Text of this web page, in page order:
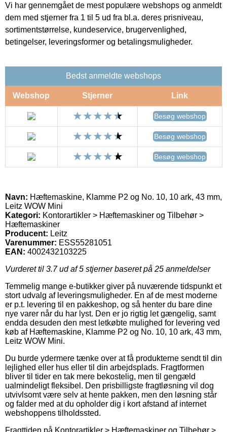
Vi har gennemgået de mest populære webshops og anmeldt
dem med stjerner fra 1 til 5 ud fra bl.a. deres prisniveau,
sortimentstørrelse, kundeservice, brugervenlighed,
betingelser, leveringsformer og betalingsmuligheder.
Bedst anmeldte webshops
Webshop Stjerner Link
Besøg webshop
Besøg webshop
Besøg webshop
Navn: Hæftemaskine, Klamme P2 og No. 10, 10 ark, 43 mm,
Leitz WOW Mini
Kategori: Kontorartikler > Hæftemaskiner og Tilbehør >
Hæftemaskiner
Producent: Leitz
Varenummer: ESS55281051
EAN: 4002432103225
Vurderet til 3.7ud af 5 stjerner baseret på 25 anmeldelser
Temmelig mange e-butikker giver på nuværende tidspunkt et
stort udvalg af leveringsmuligheder. En af de mest moderne
er p.t. levering til en pakkeshop, og så henter du bare dine
nye varer når du har lyst. Den er jo rigtig let gængelig, samt
endda desuden den mest letkøbte mulighed for levering ved
køb af Hæftemaskine, Klamme P2 og No. 10, 10 ark, 43 mm,
Leitz WOW Mini.
Du burde ydermere tænke over at få produkterne sendt til din
lejlighed eller hus eller til din arbejdsplads. Fragtformen
bliver til tider en tak mere bekostelig, men til gengæld
ualmindeligt fleksibel. Den prisbilligste fragtløsning vil dog
utvivlsomt være selv at hente pakken, men den løsning står
og falder med at du opholder dig i kort afstand af internet
webshoppens tilholdssted.
Fragttiden på Kontorartikler > Hæftemaskiner og Tilbehør >